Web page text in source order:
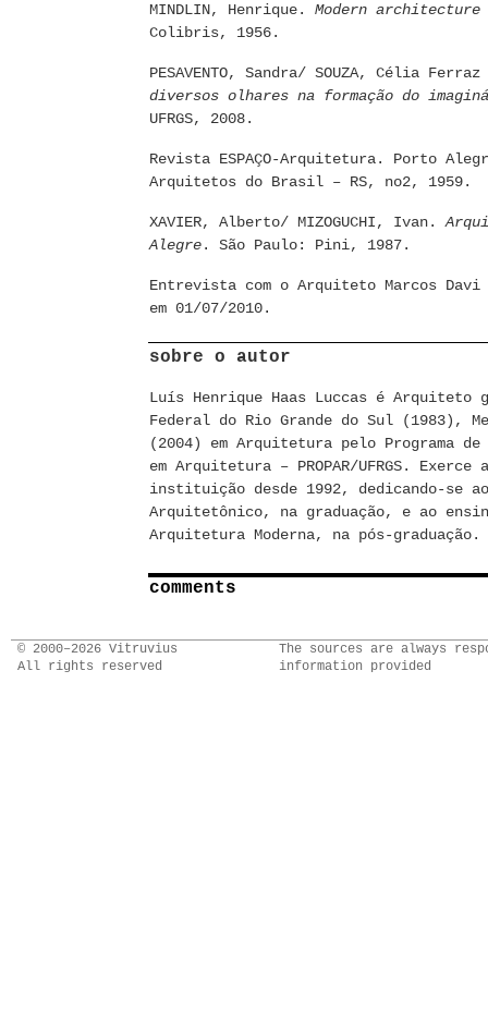
MINDLIN, Henrique. Modern
Colibris, 1956.
PESAVENTO, Sandra/ SOUZA, Célia
diversos olhares na formação do
UFRGS, 2008.
Revista ESPAÇO-Arquitetura. Porto
Arquitetos do Brasil – RS, no2, 1959.
XAVIER, Alberto/ MIZOGUCHI, Ivan.
Alegre. São Paulo: Pini, 1987.
Entrevista com o Arquiteto Marcos
em 01/07/2010.
sobre o autor
Luís Henrique Haas Luccas é Arquiteto
Federal do Rio Grande do Sul (1983),
(2004) em Arquitetura pelo Programa de
em Arquitetura – PROPAR/UFRGS. Exerce
instituição desde 1992, dedicando-se
Arquitetônico, na graduação, e ao
Arquitetura Moderna, na pós-graduação.
comments
© 2000–2026 Vitruvius
All rights reserved
The sources are always
information provided